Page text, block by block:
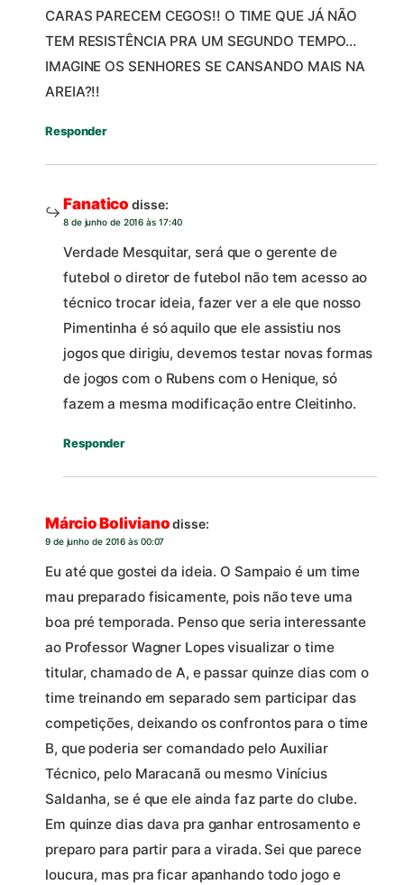
CARAS PARECEM CEGOS!! O TIME QUE JÁ NÃO
TEM RESISTÊNCIA PRA UM SEGUNDO TEMPO…
IMAGINE OS SENHORES SE CANSANDO MAIS NA
AREIA?!!
Responder
Fanatico disse:
8 de junho de 2016 às 17:40
Verdade Mesquitar, será que o gerente de
futebol o diretor de futebol não tem acesso ao
técnico trocar ideia, fazer ver a ele que nosso
Pimentinha é só aquilo que ele assistiu nos
jogos que dirigiu, devemos testar novas formas
de jogos com o Rubens com o Henique, só
fazem a mesma modificação entre Cleitinho.
Responder
Márcio Bolivianodisse:
9 de junho de 2016 às 00:07
Eu até que gostei da ideia. O Sampaio é um time
mau preparado fisicamente, pois não teve uma
boa pré temporada. Penso que seria interessante
ao Professor Wagner Lopes visualizar o time
titular, chamado de A, e passar quinze dias com o
time treinando em separado sem participar das
competições, deixando os confrontos para o time
B, que poderia ser comandado pelo Auxiliar
Técnico, pelo Maracanã ou mesmo Vinícius
Saldanha, se é que ele ainda faz parte do clube.
Em quinze dias dava pra ganhar entrosamento e
preparo para partir para a virada. Sei que parece
loucura, mas pra ficar apanhando todo jogo e